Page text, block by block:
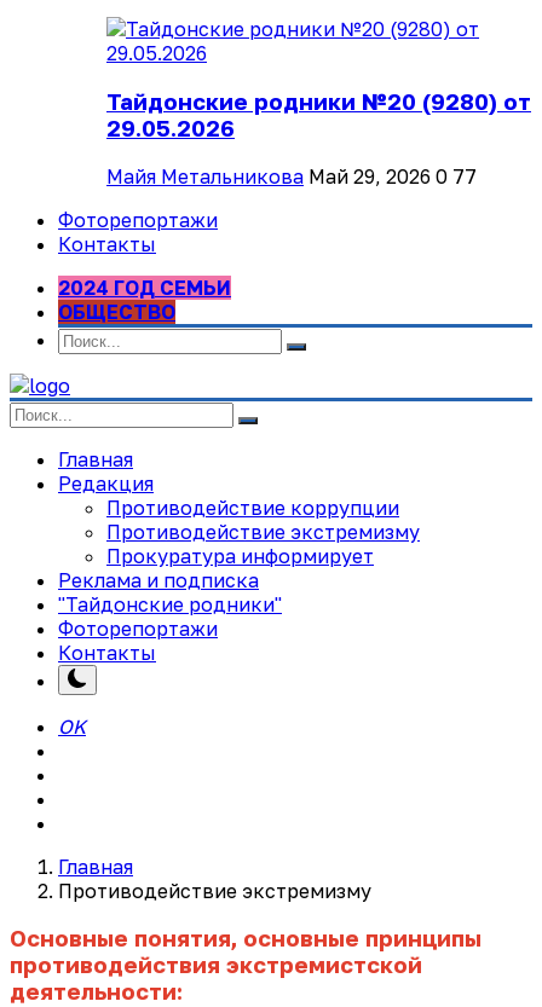
Тайдонские родники №20 (9280) от
29.05.2026
Майя Метальникова Май 29, 2026 0 77
Фоторепортажи
Контакты
2024 ГОД СЕМЬИ
ОБЩЕСТВО
Главная
Редакция
Противодействие коррупции
Противодействие экстремизму
Прокуратура информирует
Реклама и подписка
"Тайдонские родники"
Фоторепортажи
Контакты
OK
Главная
Противодействие экстремизму
Основные понятия, основные принципы
противодействия экстремистской
деятельности: